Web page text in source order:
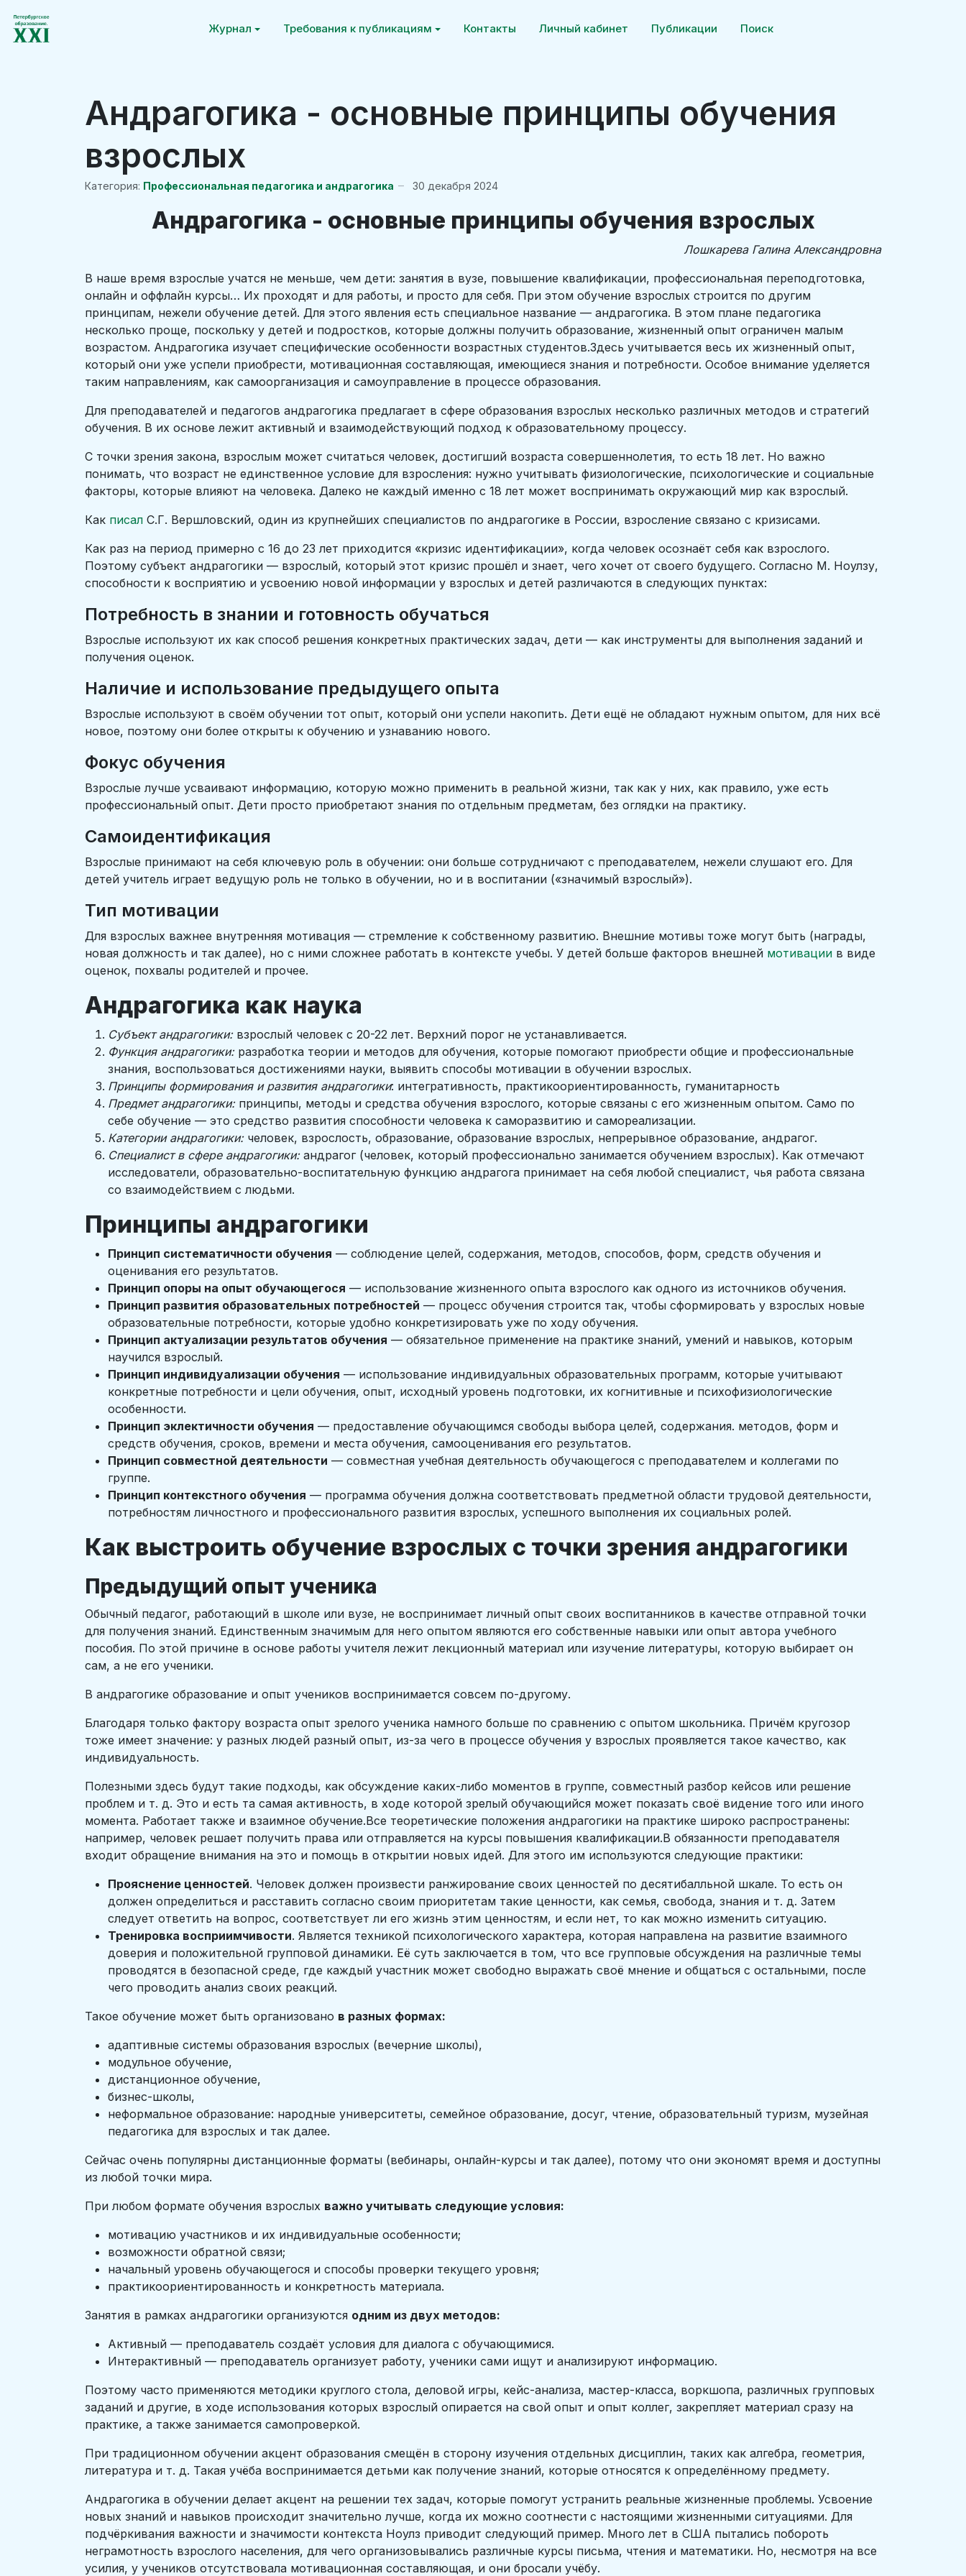
Журнал Требования к публикациям Контакты Личный кабинет Публикации Поиск
Андрагогика - основные принципы обучения
взрослых
Категория: Профессиональная педагогика и андрагогика 30 декабря 2024
Андрагогика - основные принципы обучения взрослых
Лошкарева Галина Александровна
В наше время взрослые учатся не меньше, чем дети: занятия в вузе, повышение квалификации, профессиональная переподготовка,
онлайн и оффлайн курсы… Их проходят и для работы, и просто для себя. При этом обучение взрослых строится по другим
принципам, нежели обучение детей. Для этого явления есть специальное название — андрагогика. В этом плане педагогика
несколько проще, поскольку у детей и подростков, которые должны получить образование, жизненный опыт ограничен малым
возрастом. Андрагогика изучает специфические особенности возрастных студентов.Здесь учитывается весь их жизненный опыт,
который они уже успели приобрести, мотивационная составляющая, имеющиеся знания и потребности. Особое внимание уделяется
таким направлениям, как самоорганизация и самоуправление в процессе образования.
Для преподавателей и педагогов андрагогика предлагает в сфере образования взрослых несколько различных методов и стратегий
обучения. В их основе лежит активный и взаимодействующий подход к образовательному процессу.
С точки зрения закона, взрослым может считаться человек, достигший возраста совершеннолетия, то есть 18 лет. Но важно
понимать, что возраст не единственное условие для взросления: нужно учитывать физиологические, психологические и социальные
факторы, которые влияют на человека. Далеко не каждый именно с 18 лет может воспринимать окружающий мир как взрослый.
Как писал С.Г. Вершловский, один из крупнейших специалистов по андрагогике в России, взросление связано с кризисами.
Как раз на период примерно с 16 до 23 лет приходится «кризис идентификации», когда человек осознаёт себя как взрослого.
Поэтому субъект андрагогики — взрослый, который этот кризис прошёл и знает, чего хочет от своего будущего. Согласно М. Ноулзу,
способности к восприятию и усвоению новой информации у взрослых и детей различаются в следующих пунктах:
Потребность в знании и готовность обучаться
Взрослые используют их как способ решения конкретных практических задач, дети — как инструменты для выполнения заданий и
получения оценок.
Наличие и использование предыдущего опыта
Взрослые используют в своём обучении тот опыт, который они успели накопить. Дети ещё не обладают нужным опытом, для них всё
новое, поэтому они более открыты к обучению и узнаванию нового.
Фокус обучения
Взрослые лучше усваивают информацию, которую можно применить в реальной жизни, так как у них, как правило, уже есть
профессиональный опыт. Дети просто приобретают знания по отдельным предметам, без оглядки на практику.
Самоидентификация
Взрослые принимают на себя ключевую роль в обучении: они больше сотрудничают с преподавателем, нежели слушают его. Для
детей учитель играет ведущую роль не только в обучении, но и в воспитании («значимый взрослый»).
Тип мотивации
Для взрослых важнее внутренняя мотивация — стремление к собственному развитию. Внешние мотивы тоже могут быть (награды,
новая должность и так далее), но с ними сложнее работать в контексте учебы. У детей больше факторов внешней мотивации в виде
оценок, похвалы родителей и прочее.
Андрагогика как наука
Субъект андрагогики: взрослый человек с 20-22 лет. Верхний порог не устанавливается.
Функция андрагогики:разработка теории и методов для обучения, которые помогают приобрести общие и профессиональные
знания, воспользоваться достижениями науки, выявить способы мотивации в обучении взрослых.
Принципы формирования и развития андрагогики: интегративность, практикоориентированность, гуманитарность
Предмет андрагогики:принципы, методы и средства обучения взрослого, которые связаны с его жизненным опытом. Само по
себе обучение — это средство развития способности человека к саморазвитию и самореализации.
Категории андрагогики:человек, взрослость, образование, образование взрослых, непрерывное образование, андрагог.
Специалист в сфере андрагогики:андрагог (человек, который профессионально занимается обучением взрослых). Как отмечают
исследователи, образовательно-воспитательную функцию андрагога принимает на себя любой специалист, чья работа связана
со взаимодействием с людьми.
Принципы андрагогики
Принцип систематичности обучения — соблюдение целей, содержания, методов, способов, форм, средств обучения и
оценивания его результатов.
Принцип опоры на опыт обучающегося — использование жизненного опыта взрослого как одного из источников обучения.
Принцип развития образовательных потребностей — процесс обучения строится так, чтобы сформировать у взрослых новые
образовательные потребности, которые удобно конкретизировать уже по ходу обучения.
Принцип актуализации результатов обучения — обязательное применение на практике знаний, умений и навыков, которым
научился взрослый.
Принцип индивидуализации обучения — использование индивидуальных образовательных программ, которые учитывают
конкретные потребности и цели обучения, опыт, исходный уровень подготовки, их когнитивные и психофизиологические
особенности.
Принцип эклектичности обучения — предоставление обучающимся свободы выбора целей, содержания. методов, форм и
средств обучения, сроков, времени и места обучения, самооценивания его результатов.
Принцип совместной деятельности — совместная учебная деятельность обучающегося с преподавателем и коллегами по
группе.
Принцип контекстного обучения — программа обучения должна соответствовать предметной области трудовой деятельности,
потребностям личностного и профессионального развития взрослых, успешного выполнения их социальных ролей.
Как выстроить обучение взрослых с точки зрения андрагогики
Предыдущий опыт ученика
Обычный педагог, работающий в школе или вузе, не воспринимает личный опыт своих воспитанников в качестве отправной точки
для получения знаний. Единственным значимым для него опытом являются его собственные навыки или опыт автора учебного
пособия. По этой причине в основе работы учителя лежит лекционный материал или изучение литературы, которую выбирает он
сам, а не его ученики.
В андрагогике образование и опыт учеников воспринимается совсем по-другому.
Благодаря только фактору возраста опыт зрелого ученика намного больше по сравнению с опытом школьника. Причём кругозор
тоже имеет значение: у разных людей разный опыт, из-за чего в процессе обучения у взрослых проявляется такое качество, как
индивидуальность.
Полезными здесь будут такие подходы, как обсуждение каких-либо моментов в группе, совместный разбор кейсов или решение
проблем и т. д. Это и есть та самая активность, в ходе которой зрелый обучающийся может показать своё видение того или иного
момента. Работает также и взаимное обучение.Все теоретические положения андрагогики на практике широко распространены:
например, человек решает получить права или отправляется на курсы повышения квалификации.В обязанности преподавателя
входит обращение внимания на это и помощь в открытии новых идей. Для этого им используются следующие практики:
Прояснение ценностей. Человек должен произвести ранжирование своих ценностей по десятибалльной шкале. То есть он
должен определиться и расставить согласно своим приоритетам такие ценности, как семья, свобода, знания и т. д. Затем
следует ответить на вопрос, соответствует ли его жизнь этим ценностям, и если нет, то как можно изменить ситуацию.
Тренировка восприимчивости. Является техникой психологического характера, которая направлена на развитие взаимного
доверия и положительной групповой динамики. Её суть заключается в том, что все групповые обсуждения на различные темы
проводятся в безопасной среде, где каждый участник может свободно выражать своё мнение и общаться с остальными, после
чего проводить анализ своих реакций.
Такое обучение может быть организовано в разных формах:
адаптивные системы образования взрослых (вечерние школы),
модульное обучение,
дистанционное обучение,
бизнес-школы,
неформальное образование: народные университеты, семейное образование, досуг, чтение, образовательный туризм, музейная
педагогика для взрослых и так далее.
Сейчас очень популярны дистанционные форматы (вебинары, онлайн-курсы и так далее), потому что они экономят время и доступны
из любой точки мира.
При любом формате обучения взрослых важно учитывать следующие условия:
мотивацию участников и их индивидуальные особенности;
возможности обратной связи;
начальный уровень обучающегося и способы проверки текущего уровня;
практикоориентированность и конкретность материала.
Занятия в рамках андрагогики организуются одним из двух методов:
Активный — преподаватель создаёт условия для диалога с обучающимися.
Интерактивный — преподаватель организует работу, ученики сами ищут и анализируют информацию.
Поэтому часто применяются методики круглого стола, деловой игры, кейс-анализа, мастер-класса, воркшопа, различных групповых
заданий и другие, в ходе использования которых взрослый опирается на свой опыт и опыт коллег, закрепляет материал сразу на
практике, а также занимается самопроверкой.
При традиционном обучении акцент образования смещён в сторону изучения отдельных дисциплин, таких как алгебра, геометрия,
литература и т. д. Такая учёба воспринимается детьми как получение знаний, которые относятся к определённому предмету.
Андрагогика в обучении делает акцент на решении тех задач, которые помогут устранить реальные жизненные проблемы. Усвоение
новых знаний и навыков происходит значительно лучше, когда их можно соотнести с настоящими жизненными ситуациями. Для
подчёркивания важности и значимости контекста Ноулз приводит следующий пример. Много лет в США пытались побороть
неграмотность взрослого населения, для чего организовывались различные курсы письма, чтения и математики. Но, несмотря на все
усилия, у учеников отсутствовала мотивационная составляющая, и они бросали учёбу.